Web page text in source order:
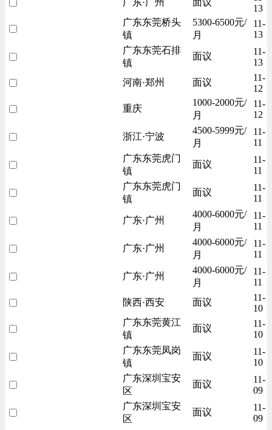
13
广东东莞桥头
镇
5300-6500元/
月
11-
13
广东东莞石排
镇
面议
11-
13
河南·郑州
面议
11-
12
重庆
1000-2000元/
月
11-
12
浙江·宁波
4500-5999元/
月
11-
11
广东东莞虎门
镇
面议
11-
11
广东东莞虎门
镇
面议
11-
11
广东·广州
4000-6000元/
月
11-
11
广东·广州
4000-6000元/
月
11-
11
广东·广州
4000-6000元/
月
11-
11
陕西·西安
面议
11-
10
广东东莞黄江
镇
面议
11-
10
广东东莞凤岗
镇
面议
11-
10
广东深圳宝安
区
面议
11-
09
广东深圳宝安
区
面议
11-
09